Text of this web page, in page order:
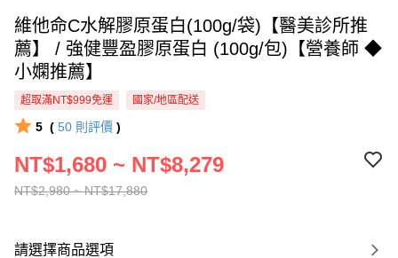
維他命C水解膠原蛋白(100g/袋)【醫美診所推
薦】 / 強健豐盈膠原蛋白 (100g/包)【營養師 ◆
小嫻推薦】
超取滿NT$999免運 國家/地區配送
5 ( 50 則評價 )
NT$2,980 ~ NT$17,880
NT$1,680 ~ NT$8,279
請選擇商品選項